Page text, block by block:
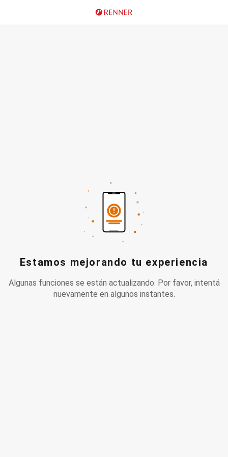
Estamos mejorando tu experiencia
Algunas funciones se están actualizando. Por favor, intentá
nuevamente en algunos instantes.